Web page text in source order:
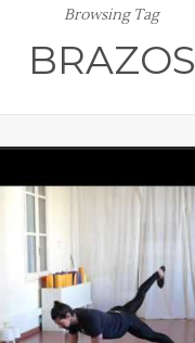
Browsing Tag
BRAZOS